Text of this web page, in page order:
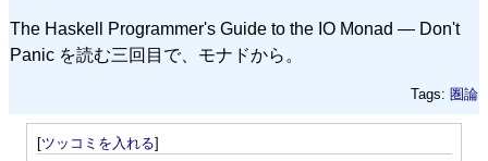
The Haskell Programmer's Guide to the IO Monad — Don't
Panic を読む三回目で、モナドから。
Tags: 圏論
[ツッコミを入れる]